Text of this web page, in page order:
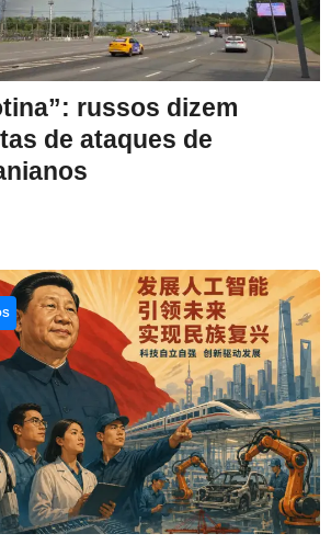
russos dizem
de ataques de